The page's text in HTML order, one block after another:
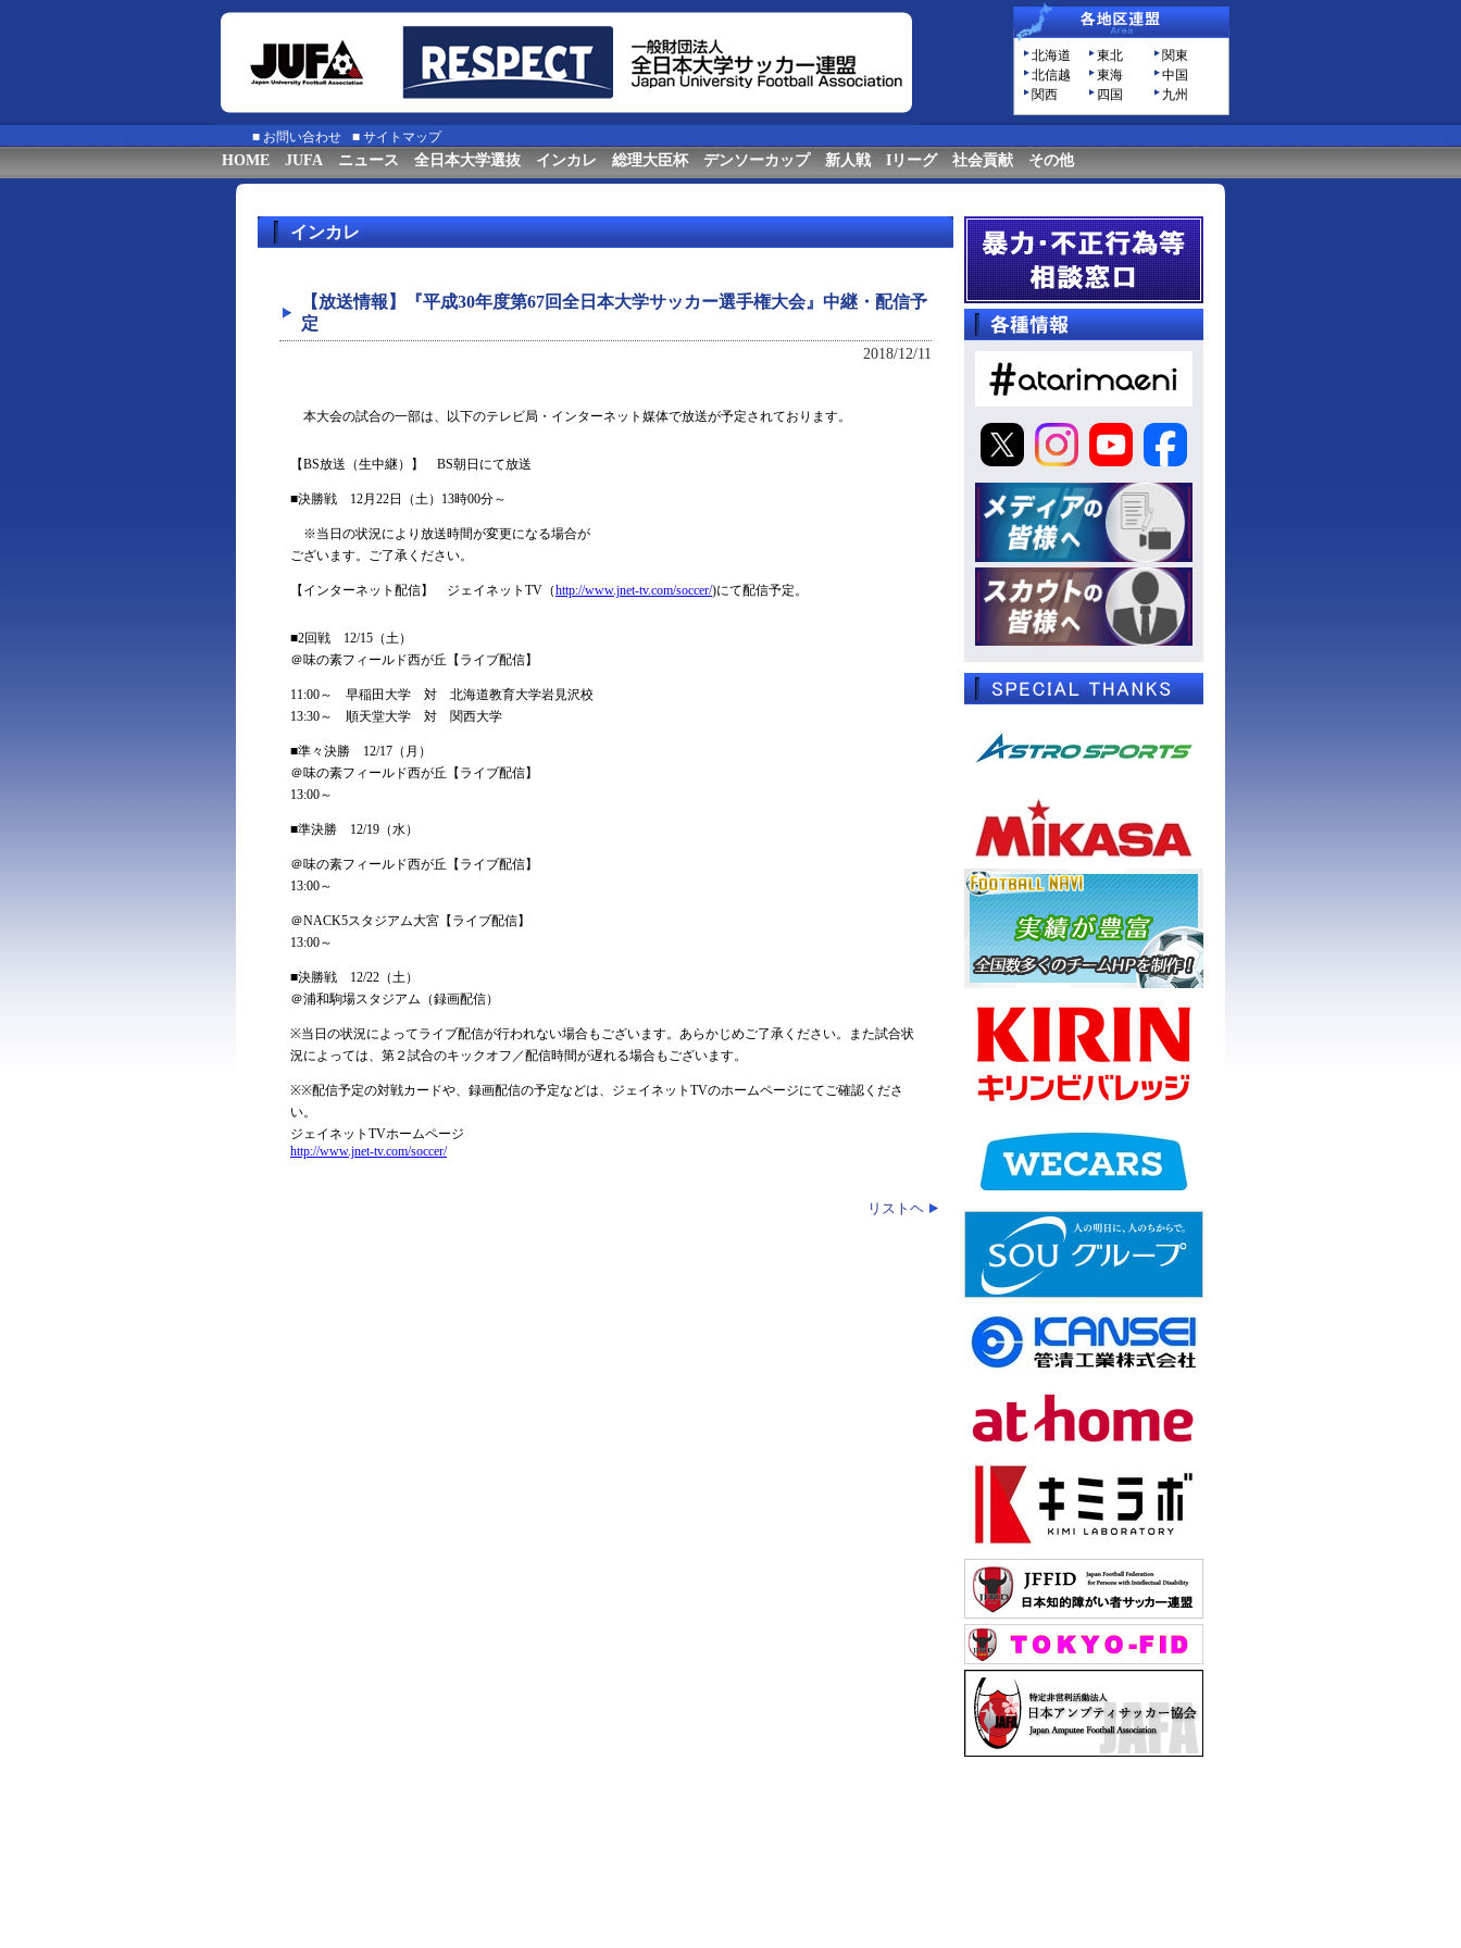
北海道 東北
関東
北信越
東海
中国
関西
四国 九州
■ お問い合わせ ■ サイトマップ
HOME JUFA ニュース 全日本大学選抜 インカレ 総理大臣杯 デンソーカップ 新人戦 Iリーグ 社会貢献 その他
インカレ
【放送情報】『平成30年度第67回全日本大学サッカー選手権大会』中継・配信予
定
2018/12/11
本大会の試合の一部は、以下のテレビ局・インターネット媒体で放送が予定されております。
【BS放送（生中継）】 BS朝日にて放送
■決勝戦 12月22日（土）13時00分～
※当日の状況により放送時間が変更になる場合が
ございます。ご了承ください。
【インターネット配信】 ジェイネットTV（http://www.jnet-tv.com/soccer/)にて配信予定。
■2回戦 12/15（土）
＠味の素フィールド西が丘【ライブ配信】
11:00～ 早稲田大学 対 北海道教育大学岩見沢校
13:30～ 順天堂大学 対 関西大学
■準々決勝 12/17（月）
＠味の素フィールド西が丘【ライブ配信】
13:00～
■準決勝 12/19（水）
＠味の素フィールド西が丘【ライブ配信】
13:00～
＠NACK5スタジアム大宮【ライブ配信】
13:00～
■決勝戦 12/22（土）
＠浦和駒場スタジアム（録画配信）
※当日の状況によってライブ配信が行われない場合もございます。あらかじめご了承ください。また試合状
況によっては、第２試合のキックオフ／配信時間が遅れる場合もございます。
※※配信予定の対戦カードや、録画配信の予定などは、ジェイネットTVのホームページにてご確認くださ
い。
ジェイネットTVホームページ
http://www.jnet-tv.com/soccer/
リストヘ